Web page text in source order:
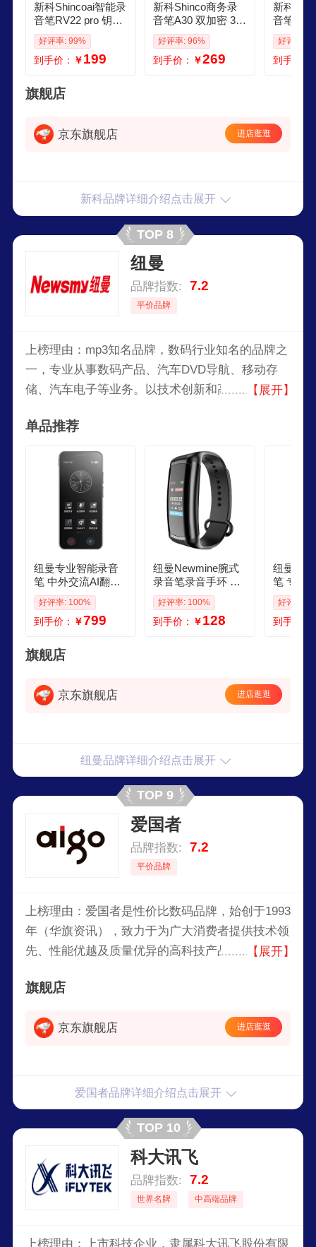
新科Shincoai智能录
音笔RV22 pro 钥匙
扣 录音豆64G 专业
随身录音神器降噪
设备便携可连手机
好评率: 99%
到手价： ￥199
新科Shinco商务录
音笔A30 双加密 32
G专业降噪商务录音
笔转文字 小巧便携
录音神器 小型会议
好评率: 96%
到手价： ￥269
新科
音笔苹
录音 便
录音器
容量专
好评率:
到手价：
旗舰店
京东旗舰店 进店逛逛
新科品牌详细介绍点击展开
TOP 8
纽曼
品牌指数: 7.2
平价品牌
上榜理由：mp3知名品牌，数码行业知名的品牌之
一，专业从事数码产品、汽车DVD导航、移动存
储、汽车电子等业务。以技术创新和高性价比著
【展开】
单品推荐
纽曼专业智能录音
笔 中外交流AI翻译
机多语种在线离线
翻译笔高清降噪本
机免费转写 同步翻
线翻译实时转写32
G内存
好评率: 100%
到手价： ￥799
纽曼Newmine腕式
录音笔录音手环 专
业高清无损录音设
备智能降噪一键即
录 商务会议学习培
好评率: 100%
到手价： ￥128
纽曼
笔 专业
降噪一
待机声
采访商
好评率:
到手价：
旗舰店
京东旗舰店 进店逛逛
纽曼品牌详细介绍点击展开
TOP 9
爱国者
品牌指数: 7.2
平价品牌
上榜理由：爱国者是性价比数码品牌，始创于1993
年（华旗资讯），致力于为广大消费者提供技术领
先、性能优越及质量优异的高科技产品和IT技术解
为民族IT业的良性发展做出积极的努力。爱国者集
信息安全、电子教育，以及新兴领域，产品远销欧
【展开】
旗舰店
京东旗舰店 进店逛逛
爱国者品牌详细介绍点击展开
TOP 10
科大讯飞
品牌指数: 7.2
世界名牌 中高端品牌
上榜理由：上市科技企业，隶属科大讯飞股份有限